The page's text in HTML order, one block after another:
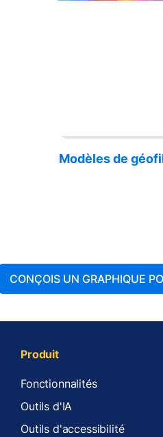
Modèles de
CONÇOIS UN GRAPHIQUE
Produit
Fonctionnalités
Outils d'IA
Outils d'accessibilité